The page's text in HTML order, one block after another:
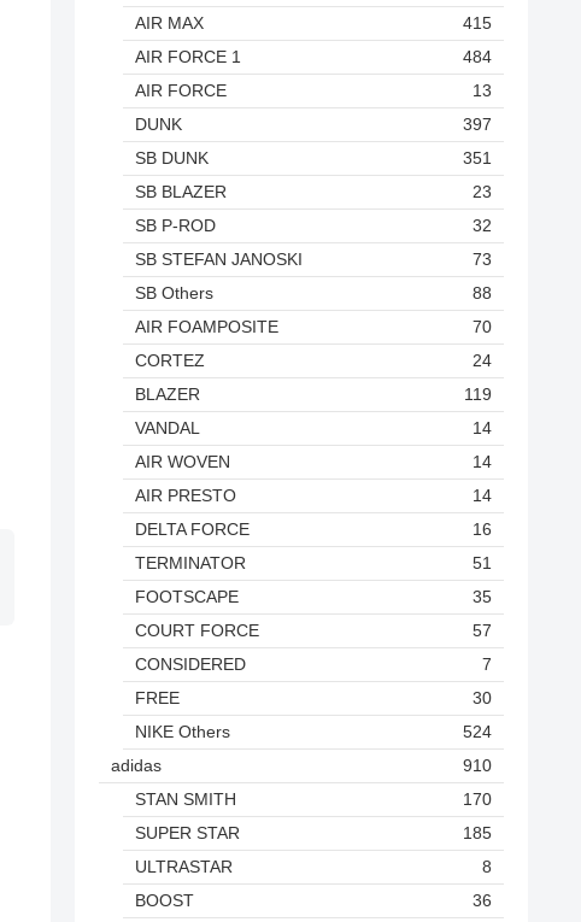
AIR MAX
415
AIR FORCE 1
484
AIR FORCE
13
DUNK
397
SB DUNK
351
SB BLAZER
23
SB P-ROD
32
SB STEFAN JANOSKI
73
SB Others
88
AIR FOAMPOSITE
70
CORTEZ
24
BLAZER
119
VANDAL
14
AIR WOVEN
14
AIR PRESTO
14
DELTA FORCE
16
TERMINATOR
51
FOOTSCAPE
35
COURT FORCE
57
CONSIDERED
7
FREE
30
NIKE Others
524
adidas
910
STAN SMITH
170
SUPER STAR
185
ULTRASTAR
8
BOOST
36